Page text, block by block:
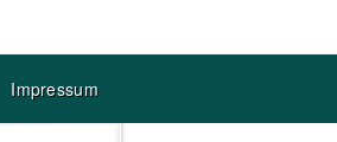
Impressum